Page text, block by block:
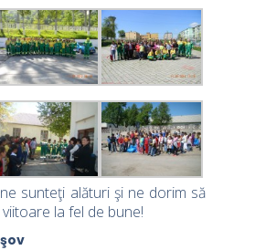
sunteţi alături şi ne dorim să
la fel de bune!